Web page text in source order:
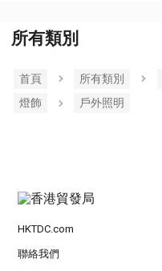
所有類別
首頁 所有類別
燈飾
戶外照明
HKTDC.com
聯絡我們